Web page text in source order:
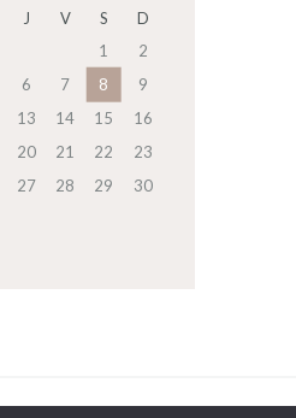
J V S
D
1
2
6 7 8
9
13 14 15
16
20 21 22
23
27 28 29
30